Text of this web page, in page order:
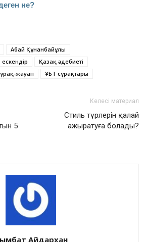
не?
Абай Құнанбайұлы
ескендір
Қазақ әдебиеті
жауап ҰБТ сұрақтары
5
Келесі материал
Стиль түрлерін қалай
ажыратуға болады?
Айдархан